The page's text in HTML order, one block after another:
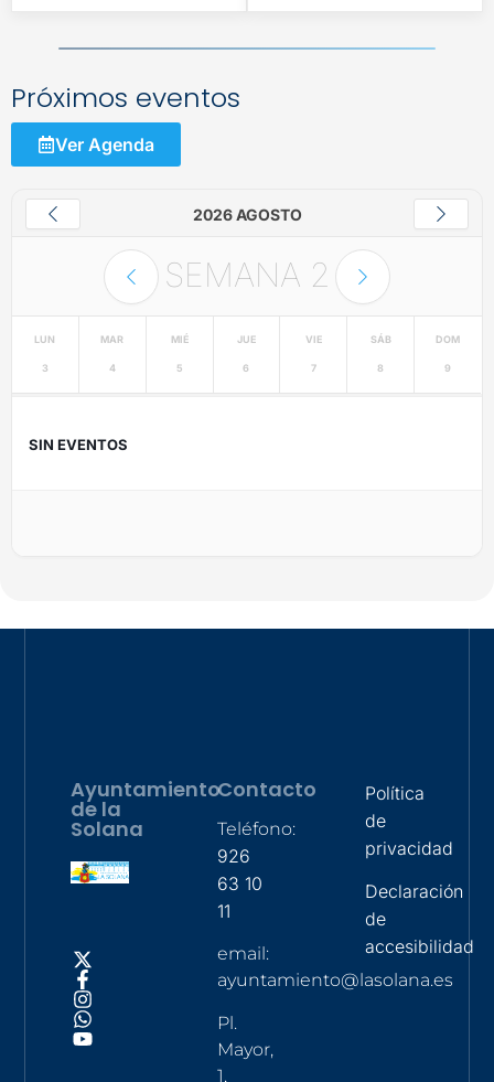
Próximos eventos
Ver Agenda
2026 AGOSTO
SEMANA 2
LUN
3
MAR
4
MIÉ
5
JUE
6
VIE
7
SÁB
8
DOM
9
SIN EVENTOS
Ayuntamiento
de la
Solana
Contacto
Teléfono:
926
63 10
11
email:
ayuntamiento@lasolana.es
Pl.
Mayor,
1,
Política
de
privacidad
Declaración
de
accesibilidad